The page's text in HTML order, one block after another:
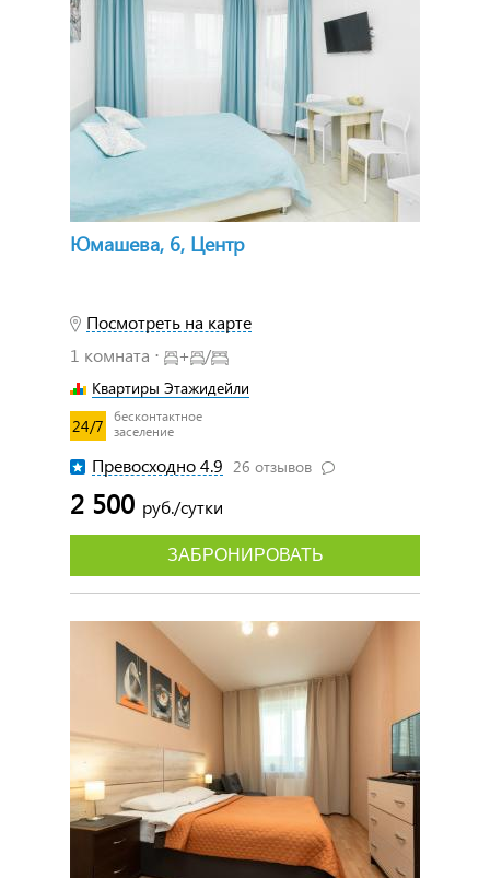
Юмашева, 6, Центр
Посмотреть на карте
1 комната ⋅
+ /
Квартиры Этажидейли
24/7
бесконтактное
заселение
Превосходно 4.9 26 отзывов
2 500 руб./сутки
ЗАБРОНИРОВАТЬ